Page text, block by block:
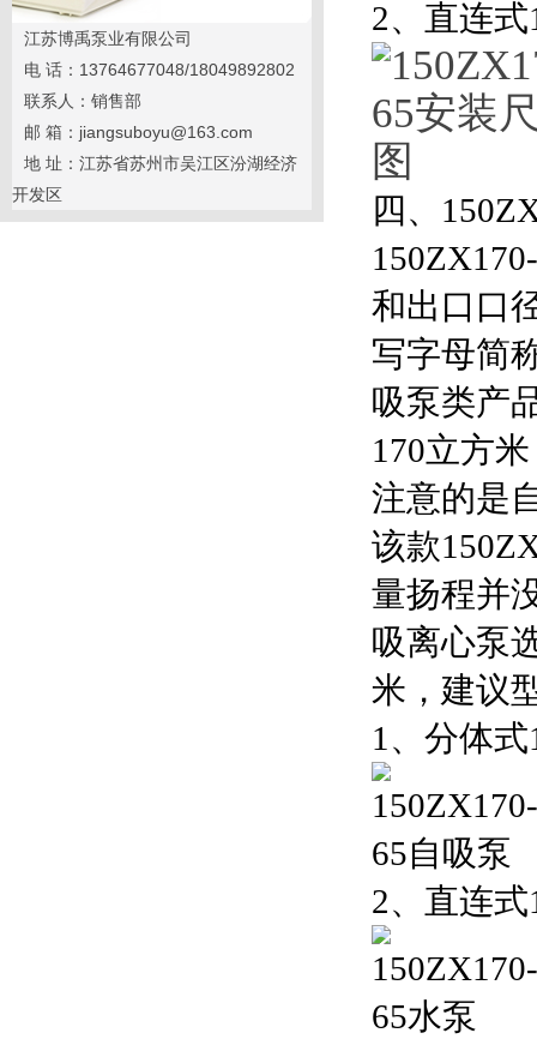
江苏博禹泵业有限公司
电 话：13764677048/18049892802
联系人：销售部
邮 箱：jiangsuboyu@163.com
地 址：江苏省苏州市吴江区汾湖经济
开发区
2、直连
四、
和出口口
写字母简
吸泵类产
170立方
注意的是
该款
量扬程并
吸离心泵
米，建议
1 、分体
2、直连